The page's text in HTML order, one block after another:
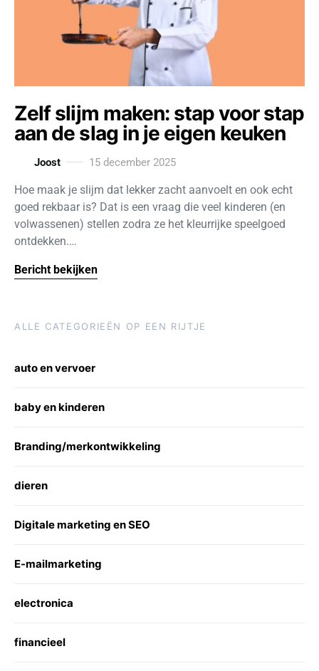
Zelf slijm maken: stap voor stap
aan de slag in je eigen keuken
Joost 15 december 2025
Hoe maak je slijm dat lekker zacht aanvoelt en ook echt
goed rekbaar is? Dat is een vraag die veel kinderen (en
volwassenen) stellen zodra ze het kleurrijke speelgoed
ontdekken.…
Bericht bekijken
ALLE CATEGORIEËN OP EEN RIJTJE
auto en vervoer
baby en kinderen
Branding/merkontwikkeling
dieren
Digitale marketing en SEO
E-mailmarketing
electronica
financieel